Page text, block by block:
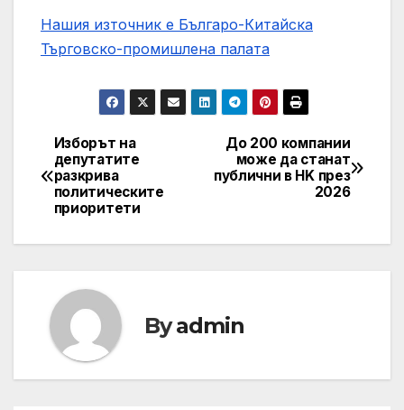
Нашия източник е Българо-Китайска
Търговско-промишлена палaта
Post
navigation
До 200 компании
може да станат
публични в HK през
2026
Изборът на
депутатите
разкрива
политическите
приоритети
Byadmin